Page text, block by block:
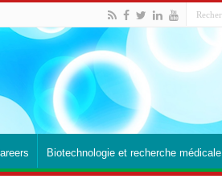
Biotechnologie et recherche médicale